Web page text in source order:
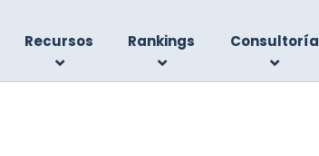
Recursos Rankings Consultoría